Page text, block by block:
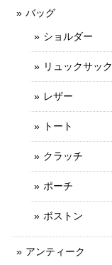
バッグ
ショルダー
リュックサック
レザー
トート
クラッチ
ポーチ
ボストン
アンティーク